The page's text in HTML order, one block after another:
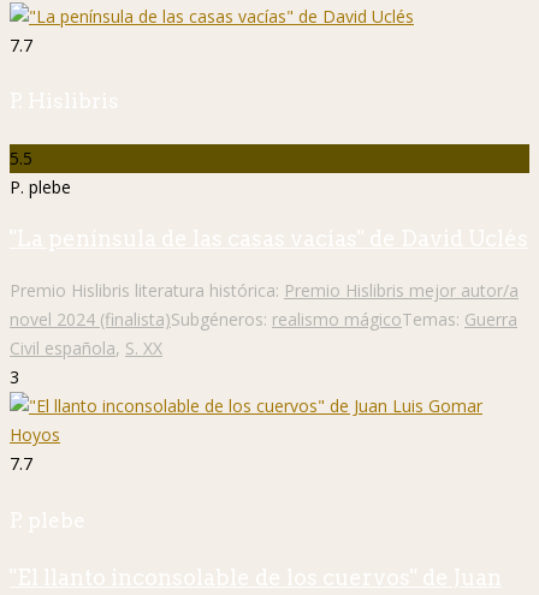
7.7
P. Hislibris
5.5
P. plebe
"La península de las casas vacías" de David Uclés
Premio Hislibris literatura histórica: Premio Hislibris mejor autor/a
novel 2024 (finalista)Subgéneros: realismo mágicoTemas: Guerra
Civil española, S. XX
3
7.7
P. plebe
"El llanto inconsolable de los cuervos" de Juan